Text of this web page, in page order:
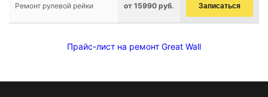
Ремонт рулевой рейки от 15990 руб. Записаться
Прайс-лист на ремонт Great Wall